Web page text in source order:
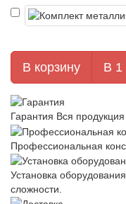
В корзину В 1
Гарантия Вся
Профессиональная
Установка оборудования
сложности.